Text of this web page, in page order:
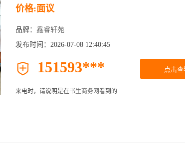
价格:面议
品牌： 鑫睿轩苑
发布时间：2026-07-08 12:40:45
 151593*** 点击
来电时，请说明是在书生商务网看到的